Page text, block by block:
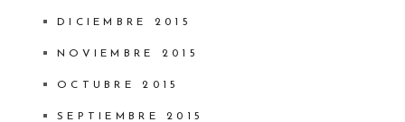
DICIEMBRE 2015
NOVIEMBRE 2015
OCTUBRE 2015
SEPTIEMBRE 2015